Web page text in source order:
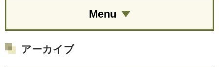
Menu
アーカイブ